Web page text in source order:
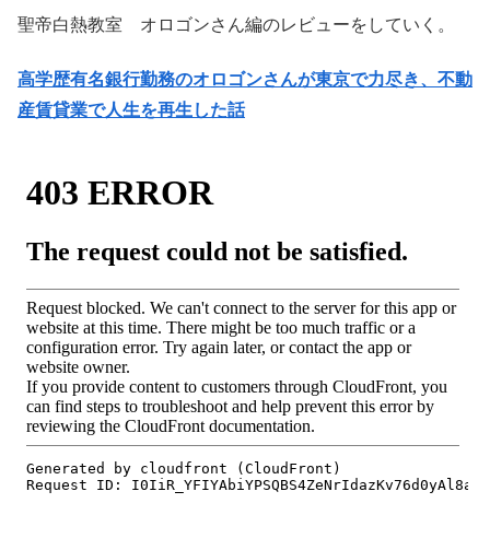
聖帝白熱教室 オロゴンさん編のレビューをしていく。
高学歴有名銀行勤務のオロゴンさんが東京で力尽き、不動
産賃貸業で人生を再生した話